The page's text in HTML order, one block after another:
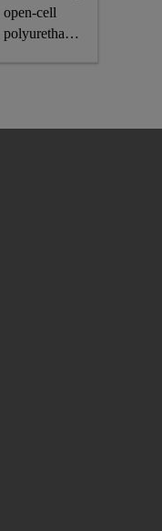
open-cell
polyurethane